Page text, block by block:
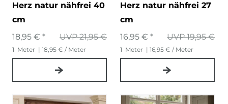
Herz natur nähfrei 40
cm
UVP 21,95 €
18,95 € *
1 Meter | 18,95 € / Meter
Herz natur nähfrei 27
cm
UVP 19,95 €
16,95 € *
1 Meter | 16,95 € / Meter